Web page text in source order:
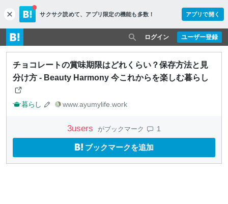
c
l
o
s
e
サクサク読めて、 アプリ限定の機能も多数！ アプリで開く
ユーザー登録
ログイン
チョコレートの賞味期限はどれくらい？保存方法と見
分け方 - Beauty Harmony 今これからを楽しむ暮らし
暮らし www.ayumylife.work
3users がブックマーク 1
ブックマークを追加